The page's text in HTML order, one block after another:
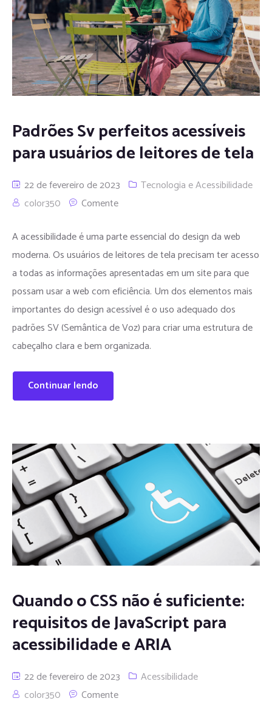
Padrões Sv perfeitos acessíveis
para usuários de leitores de tela
22 de fevereiro de 2023
Tecnologia e Acessibilidade
color350
Comente
A acessibilidade é uma parte essencial do design da web
moderna. Os usuários de leitores de tela precisam ter acesso
a todas as informações apresentadas em um site para que
possam usar a web com eficiência. Um dos elementos mais
importantes do design acessível é o uso adequado dos
padrões SV (Semântica de Voz) para criar uma estrutura de
cabeçalho clara e bem organizada.
Continuar lendo
Quando o CSS não é suficiente:
requisitos de JavaScript para
acessibilidade e ARIA
22 de fevereiro de 2023
Acessibilidade
color350
Comente